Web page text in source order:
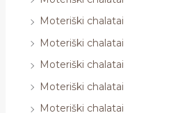
Moteriški chalatai
Moteriški chalatai
Moteriški chalatai
Moteriški chalatai
Moteriški chalatai